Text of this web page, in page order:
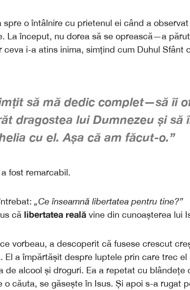
spre o întâlnire cu prietenul ei când a
La început, nu dorea să se oprească—a
ceva i-a atins inima, simțind cum Duhul Sfânt
să mă dedic complet—să îi
dragostea lui Dumnezeu și să
cu el. Așa că am făcut-o.”
fost remarcabil.
„Ce înseamnă libertatea pentru tine?”
că libertatea reală vine din cunoașterea lui
vorbeau, a descoperit că fusese crescut
El a împărtășit despre luptele prin care trec
de alcool și droguri. Ea a repetat cu blândețe
o căuta, se găsește în Isus. Și apoi s-a rugat